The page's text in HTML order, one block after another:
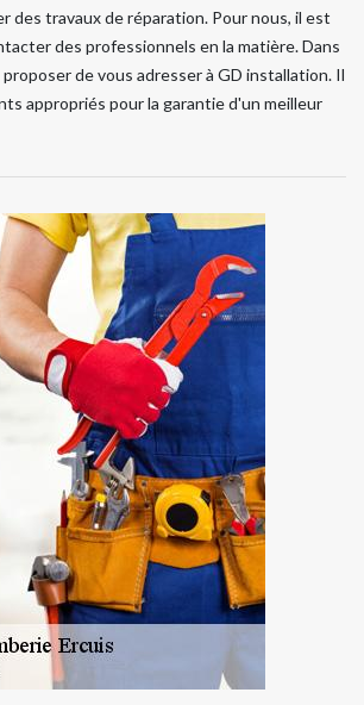
des travaux de réparation. Pour nous, il est
des professionnels en la matière. Dans
de vous adresser à GD installation. Il
appropriés pour la garantie d'un meilleur